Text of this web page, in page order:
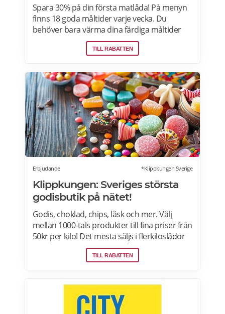
Spara 30% på din första matlåda! På menyn
finns 18 goda måltider varje vecka. Du
behöver bara värma dina färdiga måltider
från Factor Meals. Med Factor har du alltid
full kontroll. Du väljer vilka måltider du vill ha.
hoppa över en vecka eller avsluta ditt
abonnemang när du vill. Läs mer om
pensionärsrabatter hos Factor här.
TILL RABATTEN
Erbjudande *Klippkungen Sverige
Klippkungen: Sveriges största
godisbutik på nätet!
Godis, choklad, chips, läsk och mer. Välj
mellan 1000-tals produkter till fina priser från
50kr per kilo! Det mesta säljs i flerkiloslådor
men det finns även förpackningar som
lämpar sig bra som presenter.
TILL RABATTEN